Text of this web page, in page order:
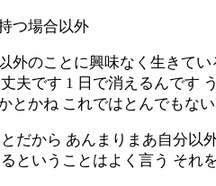
つ場合以外
外のことに興味なく生きて
夫です 1 日で消えるんです
とかね これではとんでもな
だから あんまりまあ自分
ということはよく言う そ